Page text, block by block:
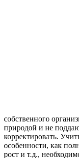
собственного
природой и не
корректировать.
особенности, как
рост и т.д.,